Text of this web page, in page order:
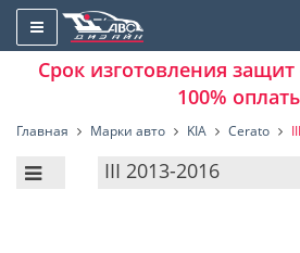
Срок изготовления
100%
Главная Марки авто KIA Cerato
III 2013-2016